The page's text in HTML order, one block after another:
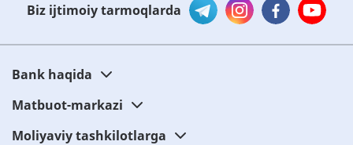
Biz ijtimoiy tarmoqlarda
Bank haqida
Matbuot-markazi
Moliyaviy tashkilotlarga